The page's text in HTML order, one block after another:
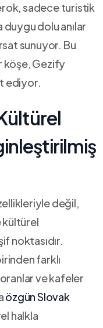
sadece turistik
‍duygu dolu anılar
sunuyor. Bu​
köşe, Gezify
ediyor.
değil,
kültürel
noktasıdır.
farklı
ve kafeler
özgün Slovak
halkla